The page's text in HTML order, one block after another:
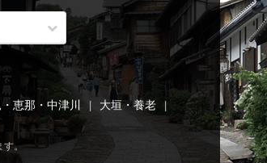
恵那・中津川
大垣・養老
す。